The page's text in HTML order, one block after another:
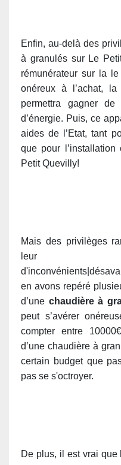
Enfin, au-delà des
à granulés sur Le
rémunérateur sur la
onéreux à l’achat,
permettra gagner de
d’énergie. Puis, ce
aides de l’Etat, tant
que pour
Petit Quevilly!
Mais des privilèges
leur
en avons repéré
d’une chaudière à
peut s’avérer
compter entre
d’une chaudière à
certain budget que
pas se s'octroyer.
De plus, il est vrai